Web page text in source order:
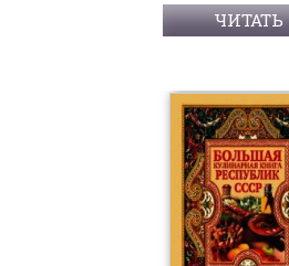
ЧИТАТЬ